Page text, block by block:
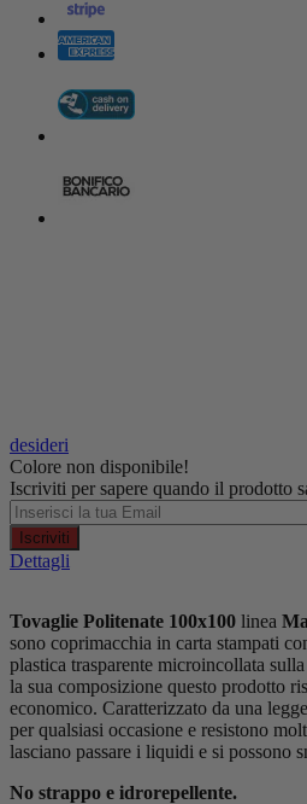
desideri
Colore non disponibile!
Iscriviti per sapere quando il prodotto
Iscriviti
Dettagli
Tovaglie Politenate 100x100 linea
sono coprimacchia in carta stampati
plastica trasparente microincollata
la sua composizione questo prodotto
economico. Caratterizzato da una
per qualsiasi occasione e resistono
lasciano passare i liquidi e si possono
No strappo e idrorepellente.